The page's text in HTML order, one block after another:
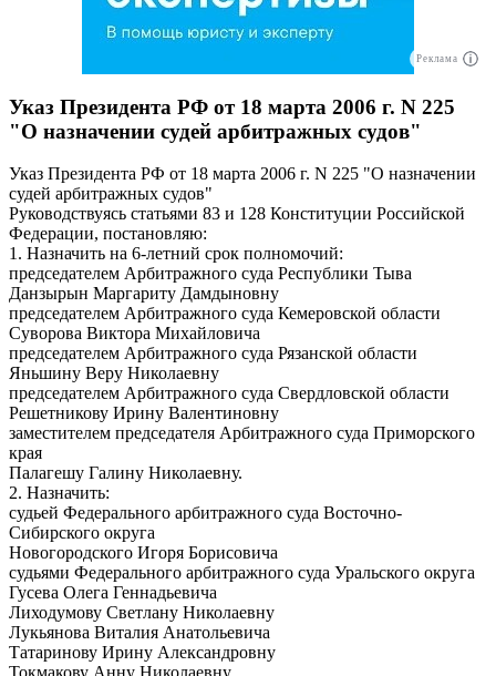
Реклама
Указ Президента РФ от 18 марта 2006 г. N 225
"О назначении судей арбитражных судов"
Указ Президента РФ от 18 марта 2006 г. N 225 "О назначении
судей арбитражных судов"
Руководствуясь статьями 83 и 128 Конституции Российской
Федерации, постановляю:
1. Назначить на 6-летний срок полномочий:
председателем Арбитражного суда Республики Тыва
Данзырын Маргариту Дамдыновну
председателем Арбитражного суда Кемеровской области
Суворова Виктора Михайловича
председателем Арбитражного суда Рязанской области
Яньшину Веру Николаевну
председателем Арбитражного суда Свердловской области
Решетникову Ирину Валентиновну
заместителем председателя Арбитражного суда Приморского
края
Палагешу Галину Николаевну.
2. Назначить:
судьей Федерального арбитражного суда Восточно-
Сибирского округа
Новогородского Игоря Борисовича
судьями Федерального арбитражного суда Уральского округа
Гусева Олега Геннадьевича
Лиходумову Светлану Николаевну
Лукьянова Виталия Анатольевича
Татаринову Ирину Александровну